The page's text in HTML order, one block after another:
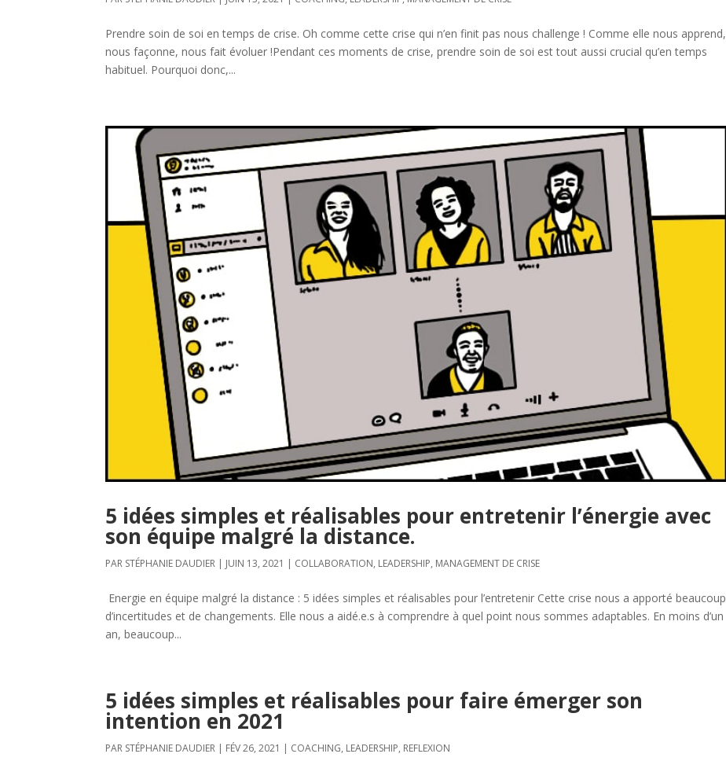
Prendre soin de soi en temps de crise. Oh comme cette crise qui n’en finit pas nous challenge ! Comme elle nous apprend,
nous façonne, nous fait évoluer !Pendant ces moments de crise, prendre soin de soi est tout aussi crucial qu’en temps
habituel. Pourquoi donc,...
5 idées simples et réalisables pour entretenir l’énergie avec
son équipe malgré la distance.
PAR STÉPHANIE DAUDIER | JUIN 13, 2021 | COLLABORATION, LEADERSHIP, MANAGEMENT DE CRISE
Energie en équipe malgré la distance : 5 idées simples et réalisables pour l’entretenir Cette crise nous a apporté beaucoup
d’incertitudes et de changements. Elle nous a aidé.e.s à comprendre à quel point nous sommes adaptables. En moins d’un
an, beaucoup...
5 idées simples et réalisables pour faire émerger son
intention en 2021
PAR STÉPHANIE DAUDIER | FÉV 26, 2021 | COACHING, LEADERSHIP, REFLEXION